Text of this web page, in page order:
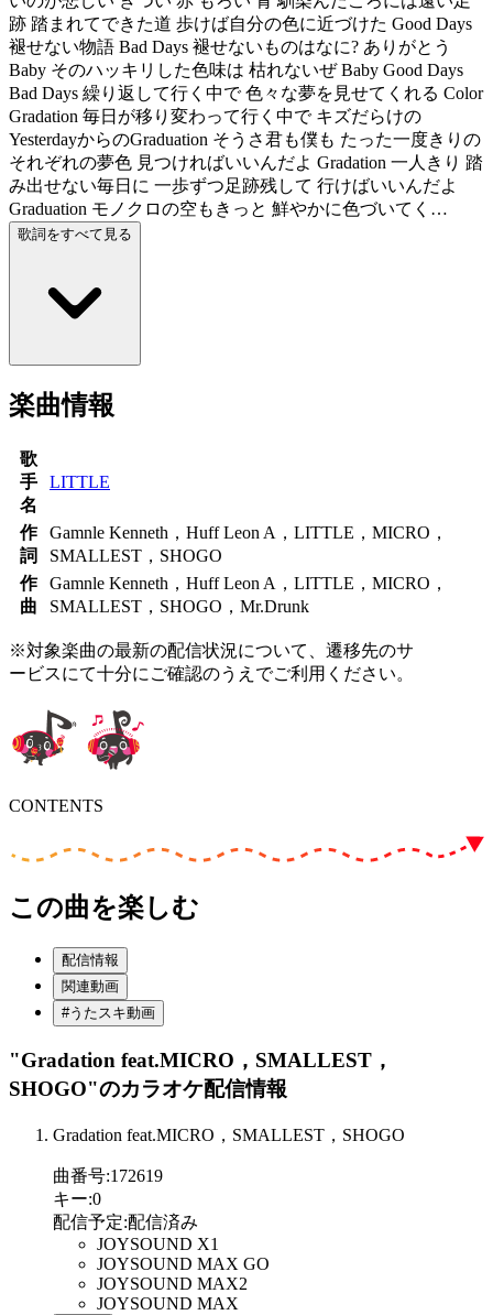
跡 踏まれてできた道 歩けば自分の色に近づけた Good Days
褪せない物語 Bad Days 褪せないものはなに? ありがとう
Baby そのハッキリした色味は 枯れないぜ Baby Good Days
Bad Days 繰り返して行く中で 色々な夢を見せてくれる Color
Gradation 毎日が移り変わって行く中で キズだらけの
YesterdayからのGraduation そうさ君も僕も たった一度きりの
それぞれの夢色 見つければいいんだよ Gradation 一人きり 踏
み出せない毎日に 一歩ずつ足跡残して 行けばいいんだよ
Graduation モノクロの空もきっと 鮮やかに色づいてく…
歌詞をすべて見る
楽曲情報
歌
手
名
LITTLE
作
詞
Gamnle Kenneth，Huff Leon A，LITTLE，MICRO，
SMALLEST，SHOGO
作
曲
Gamnle Kenneth，Huff Leon A，LITTLE，MICRO，
SMALLEST，SHOGO，Mr.Drunk
※対象楽曲の最新の配信状況について、遷移先のサ
ービスにて十分にご確認のうえでご利用ください。
CONTENTS
この曲を楽しむ
配信情報
関連動画
#うたスキ動画
"Gradation feat.MICRO，SMALLEST，
SHOGO"のカラオケ配信情報
Gradation feat.MICRO，SMALLEST，SHOGO
曲番号:172619
キー:0
配信予定:配信済み
JOYSOUND X1
JOYSOUND MAX GO
JOYSOUND MAX2
JOYSOUND MAX